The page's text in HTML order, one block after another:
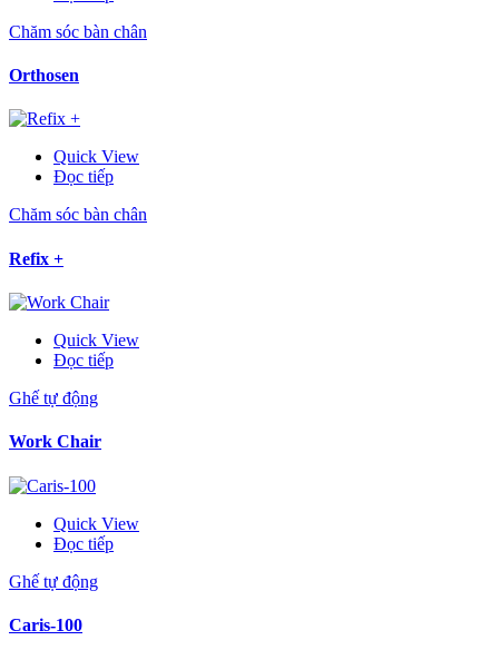
Chăm sóc bàn chân
Orthosen
Quick View
Đọc tiếp
Chăm sóc bàn chân
Refix +
Quick View
Đọc tiếp
Ghế tự động
Work Chair
Quick View
Đọc tiếp
Ghế tự động
Caris-100